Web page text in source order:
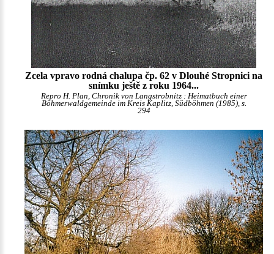
Zcela vpravo rodná chalupa čp. 62 v Dlouhé Stropnici na
snímku ještě z roku 1964...
Repro H. Plan, Chronik von Langstrobnitz : Heimatbuch einer
Böhmerwaldgemeinde im Kreis Kaplitz, Südböhmen (1985), s.
294